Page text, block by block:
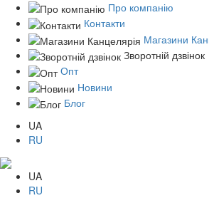
Про компанію
Контакти
Магазини
Зворотній дзвінок
Опт
Новини
Блог
UA
RU
UA
RU